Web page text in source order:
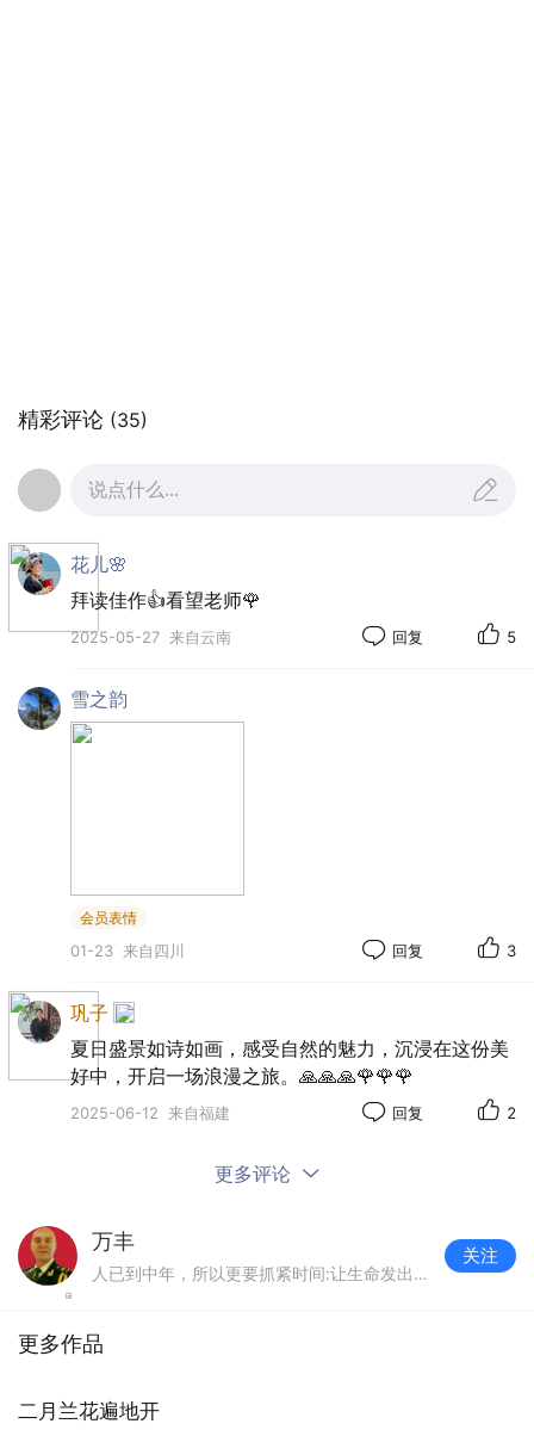
凭栏骋目笑眉扬，兴致抬头向远方。
荷香扑面撩人醉，叶舞盈眸诱客狂。
驾驶豪车巡美妙，花前照影展时芳。
精彩评论 (35)
说点什么...
花儿🌸
拜读佳作👍看望老师🌹
2025-05-27 来自云南 回复 5
雪之韵
会员表情
01-23 来自四川 回复 3
巩子
夏日盛景如诗如画，感受自然的魅力，沉浸在这份美
好中，开启一场浪漫之旅。🙏🙏🙏🌹🌹🌹
2025-06-12 来自福建 回复 2
更多评论
万丰
人已到中年，所以更要抓紧时间:让生命发出灿烂光辉，与众不同！
关注
更多作品
二月兰花遍地开